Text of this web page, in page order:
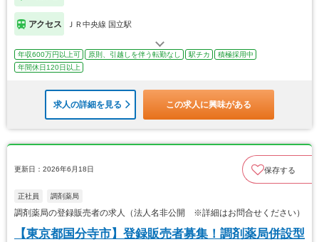
アクセス ＪＲ中央線 国立駅
年収600万円以上可 原則、引越しを伴う転勤なし 駅チカ
積極採用中
年間休日120日以上
求人の詳細を見る この求人に興味がある
更新日：2026年6月18日 保存する
正社員 調剤薬局
調剤薬局の登録販売者の求人（法人名非公開 ※詳細はお問合せください）
【東京都国分寺市】登録販売者募集！調剤薬局併設型